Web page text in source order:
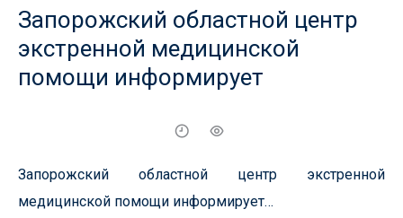
Запорожский областной центр
экстренной медицинской
помощи информирует
Запорожский областной центр экстренной
медицинской помощи информирует…